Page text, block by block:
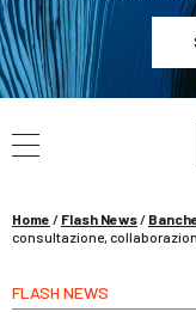
La riforma del
Home / Flash News/
consultazione,
FLASH NEWS